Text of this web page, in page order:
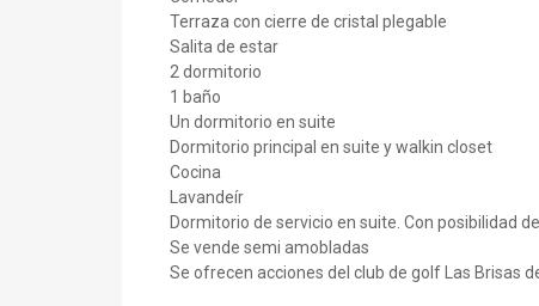
Terraza con cierre de cristal plegable
Salita de estar
2 dormitorio
1 baño
Un dormitorio en suite
Dormitorio principal en suite y walkin closet
Cocina
Lavandeír
Dormitorio de servicio en suite. Con posibilidad
Se vende semi amobladas
Se ofrecen acciones del club de golf Las Brisas